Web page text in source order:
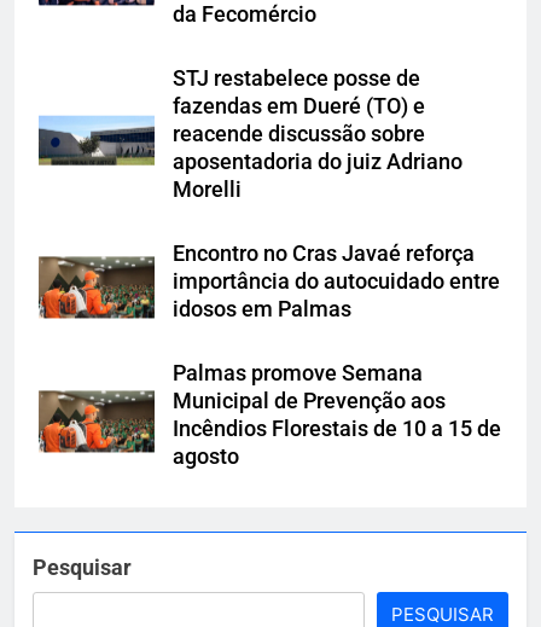
da Fecomércio
STJ restabelece posse de
fazendas em Dueré (TO) e
reacende discussão sobre
aposentadoria do juiz Adriano
Morelli
Encontro no Cras Javaé reforça
importância do autocuidado entre
idosos em Palmas
Palmas promove Semana
Municipal de Prevenção aos
Incêndios Florestais de 10 a 15 de
agosto
Pesquisar
PESQUISAR